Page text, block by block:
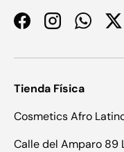
FacebookInstagram
Tienda Física
Cosmetics Afro
Calle del Amparo 89